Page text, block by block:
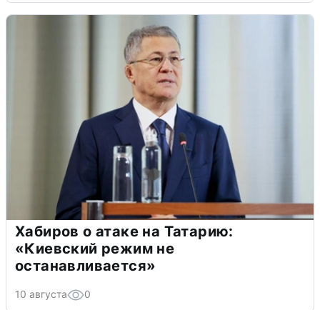
Хабиров о атаке на Татарию:
«Киевский режим не
останавливается»
10 августа 0